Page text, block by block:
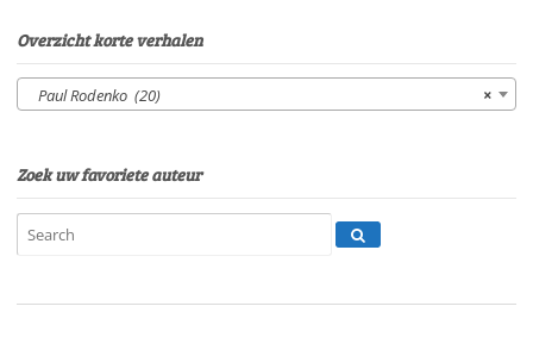
Overzicht korte verhalen
×
Paul Rodenko (20)
Zoek uw favoriete auteur